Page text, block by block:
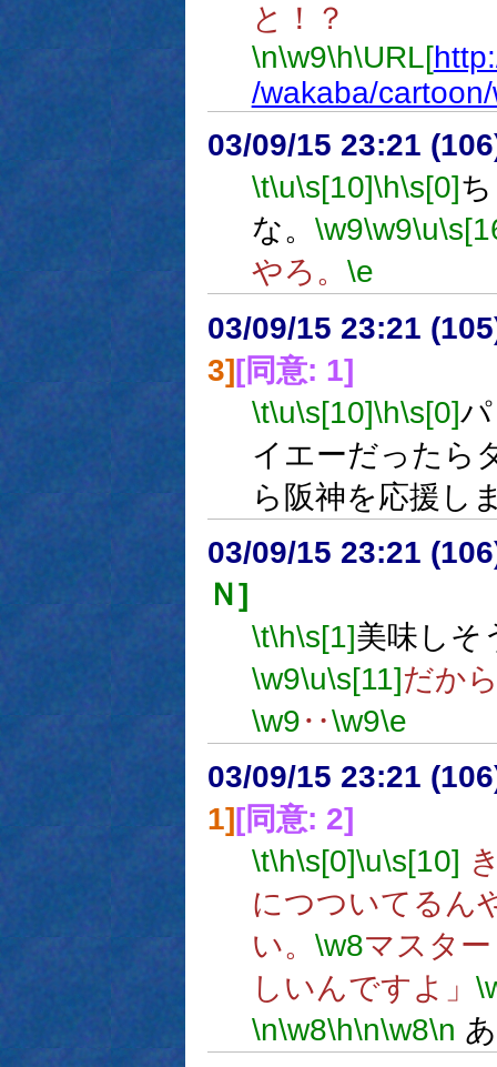
と！？
\n\w9\h\URL[
/wakaba/
03/09/15 23:21
\t\u\s[10]\h\s[0]
な。 \w9\w9\u
やろ。 \e
03/09/15 23:21
3][同意: 1]
\t\u\s[10]\h\s[0]
イエーだったら
ら阪神を応援し
03/09/15 23:21
Ｎ]
\t\h\s[1]美味し
\w9\u\s[11]だか
\w9‥\w9\e
03/09/15 23:21
1][同意: 2]
\t\h\s[0]\u\s[10]
につついてるん
い。 \w8マスタ
しいんですよ」
\n\w8\h\n\w8\n